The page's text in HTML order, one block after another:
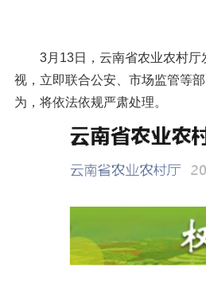
3月13日，云南省农业农村厅
视，立即联合公安、市场监管等
为，将依法依规严肃处理。